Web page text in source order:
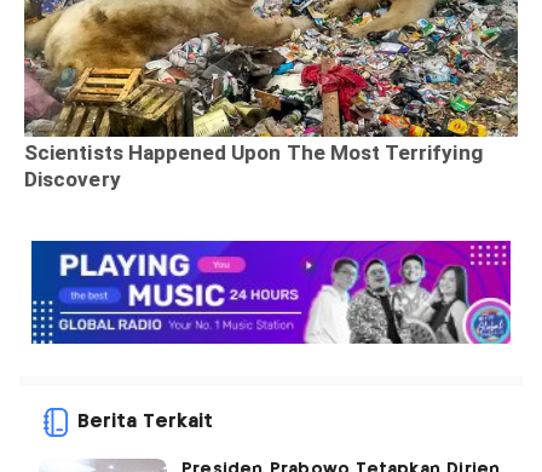
Berita Terkait